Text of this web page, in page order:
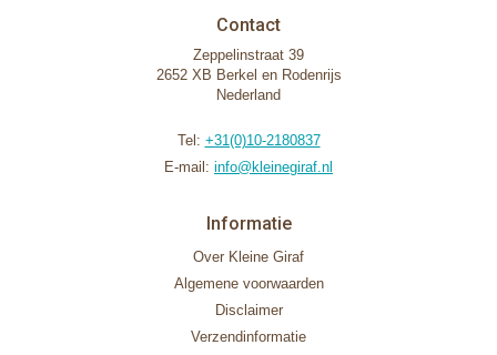
Contact
Zeppelinstraat 39
2652 XB Berkel en Rodenrijs
Nederland
Tel: +31(0)10-2180837
E-mail: info@kleinegiraf.nl
Informatie
Over Kleine Giraf
Algemene voorwaarden
Disclaimer
Verzendinformatie